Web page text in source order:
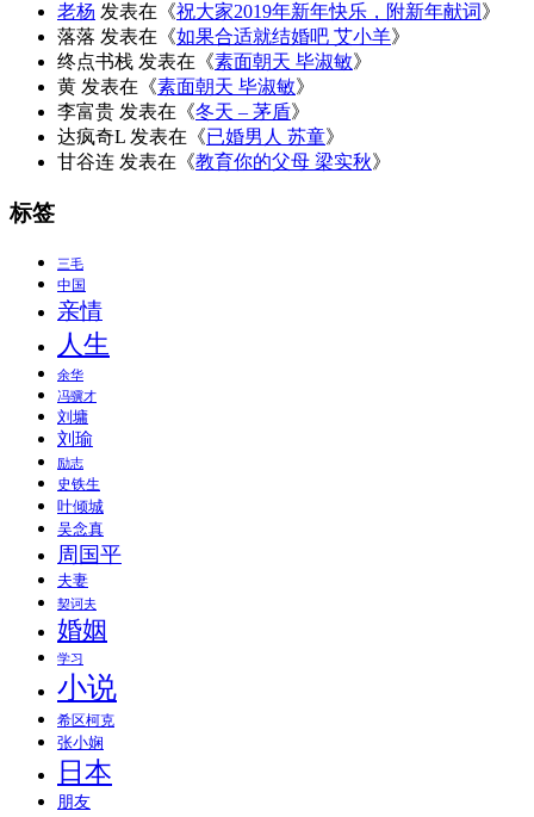
老杨 发表在《祝大家2019年新年快乐，附新年献词》
落落 发表在《如果合适就结婚吧 艾小羊》
终点书栈 发表在《素面朝天 毕淑敏》
黄 发表在《素面朝天 毕淑敏》
李富贵 发表在《冬天 – 茅盾》
达疯奇L 发表在《已婚男人 苏童》
甘谷连 发表在《教育你的父母 梁实秋》
标签
三毛
中国
亲情
人生
余华
冯骥才
刘墉
刘瑜
励志
史铁生
叶倾城
吴念真
周国平
夫妻
契诃夫
婚姻
学习
小说
希区柯克
张小娴
日本
朋友